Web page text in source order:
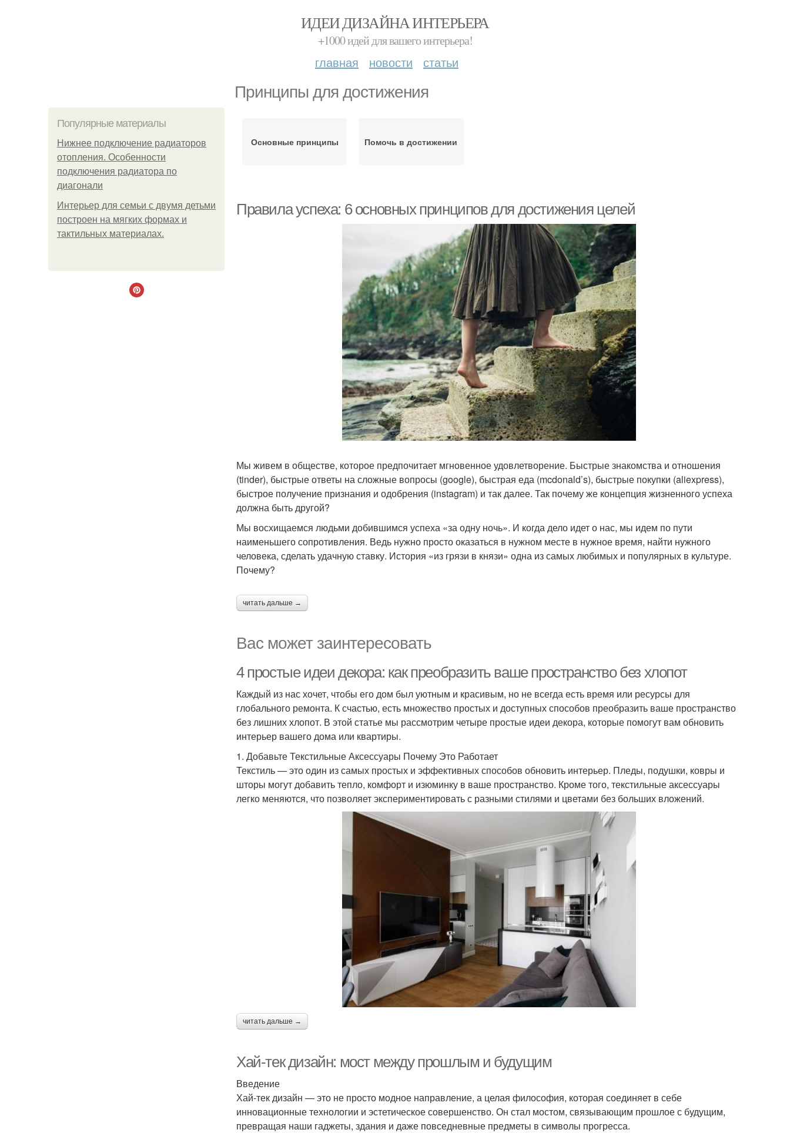
ИДЕИ ДИЗАЙНА ИНТЕРЬЕРА
+1000 идей для вашего интерьера!
главная новости статьи
Принципы для достижения
Популярные материалы
Нижнее подключение радиаторов
отопления. Особенности
подключения радиатора по
диагонали
Интерьер для семьи с двумя детьми
построен на мягких формах и
тактильных материалах.
Основные принципы Помочь в достижении
Правила успеха: 6 основных принципов для достижения целей
Мы живем в обществе, которое предпочитает мгновенное удовлетворение. Быстрые знакомства и отношения
(tinder), быстрые ответы на сложные вопросы (google), быстрая еда (mcdonald’s), быстрые покупки (aliexpress),
быстрое получение признания и одобрения (instagram) и так далее. Так почему же концепция жизненного успеха
должна быть другой?
Мы восхищаемся людьми добившимся успеха «за одну ночь». И когда дело идет о нас, мы идем по пути
наименьшего сопротивления. Ведь нужно просто оказаться в нужном месте в нужное время, найти нужного
человека, сделать удачную ставку. История «из грязи в князи» одна из самых любимых и популярных в культуре.
Почему?
читать дальше →
Вас может заинтересовать
4 простые идеи декора: как преобразить ваше пространство без хлопот
Каждый из нас хочет, чтобы его дом был уютным и красивым, но не всегда есть время или ресурсы для
глобального ремонта. К счастью, есть множество простых и доступных способов преобразить ваше пространство
без лишних хлопот. В этой статье мы рассмотрим четыре простые идеи декора, которые помогут вам обновить
интерьер вашего дома или квартиры.
1. Добавьте Текстильные Аксессуары Почему Это Работает
Текстиль — это один из самых простых и эффективных способов обновить интерьер. Пледы, подушки, ковры и
шторы могут добавить тепло, комфорт и изюминку в ваше пространство. Кроме того, текстильные аксессуары
легко меняются, что позволяет экспериментировать с разными стилями и цветами без больших вложений.
читать дальше →
Хай-тек дизайн: мост между прошлым и будущим
Введение
Хай-тек дизайн — это не просто модное направление, а целая философия, которая соединяет в себе
инновационные технологии и эстетическое совершенство. Он стал мостом, связывающим прошлое с будущим,
превращая наши гаджеты, здания и даже повседневные предметы в символы прогресса.